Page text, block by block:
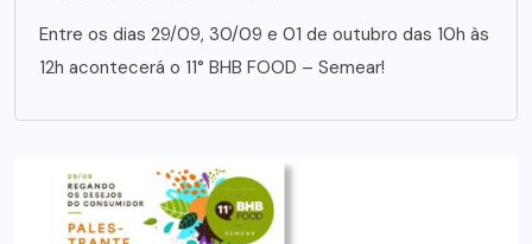
Entre os dias 29/09, 30/09 e 01 de outubro das 10h às
12h acontecerá o 11° BHB FOOD – Semear!